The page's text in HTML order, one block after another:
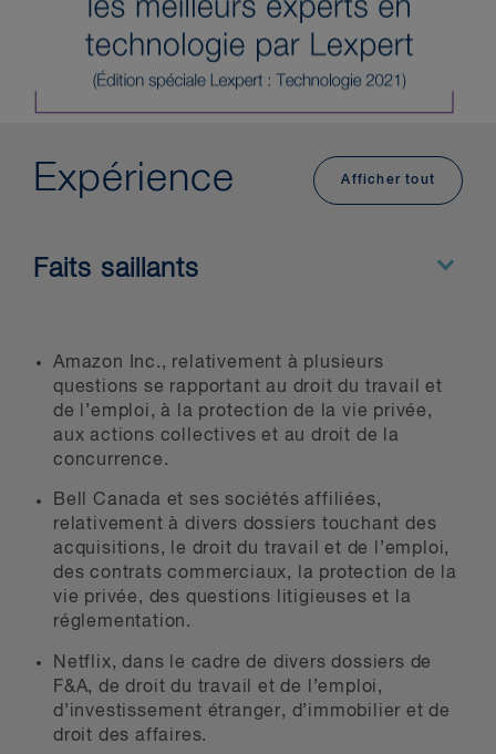
Expérience Afficher tout
Faits saillants
Amazon Inc., relativement à plusieurs
questions se rapportant au droit du travail et
de l’emploi, à la protection de la vie privée,
aux actions collectives et au droit de la
concurrence.
Bell Canada et ses sociétés affiliées,
relativement à divers dossiers touchant des
acquisitions, le droit du travail et de l’emploi,
des contrats commerciaux, la protection de la
vie privée, des questions litigieuses et la
réglementation.
Netflix, dans le cadre de divers dossiers de
F&A, de droit du travail et de l’emploi,
d’investissement étranger, d’immobilier et de
droit des affaires.